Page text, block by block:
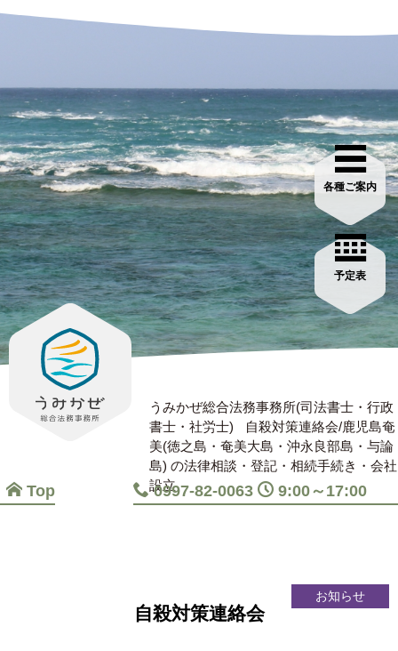
Top 0997-82-0063 9:00～17:00
各種ご案内
予定表
うみかぜ総合法務事務所(司法書士・行政
書士・社労士)
自殺対策連絡会/鹿児島奄
美(徳之島・奄美大島・沖永良部島・与論
島) の法律相談・登記・相続手続き・会社
設立
自殺対策連絡会
お知らせ